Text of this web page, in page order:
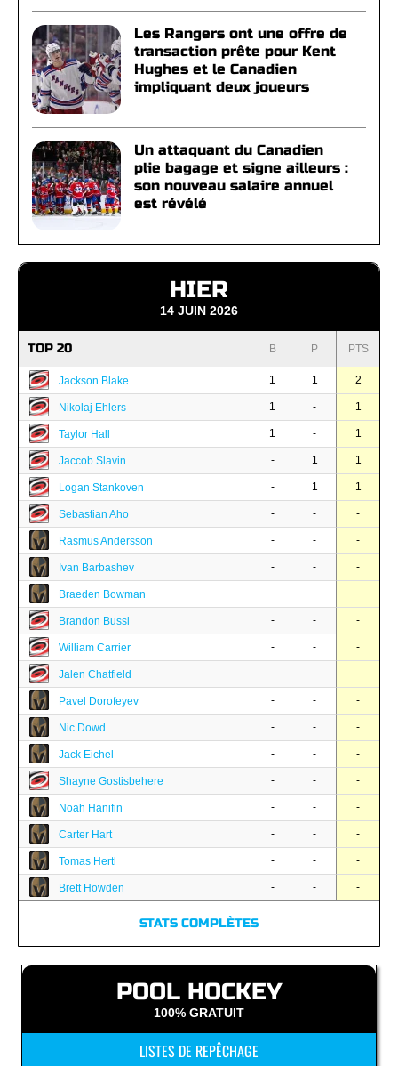
Les Rangers ont une offre de
transaction prête pour Kent
Hughes et le Canadien
impliquant deux joueurs
Un attaquant du Canadien
plie bagage et signe ailleurs :
son nouveau salaire annuel
est révélé
HIER
14 JUIN 2026
TOP 20 B P PTS
Jackson Blake 1 1 2
Nikolaj Ehlers 1 - 1
Taylor Hall 1 - 1
Jaccob Slavin - 1 1
Logan Stankoven - 1 1
Sebastian Aho - - -
Rasmus Andersson - - -
Ivan Barbashev - - -
Braeden Bowman - - -
Brandon Bussi - - -
William Carrier - - -
Jalen Chatfield - - -
Pavel Dorofeyev - - -
Nic Dowd - - -
Jack Eichel - - -
Shayne Gostisbehere - - -
Noah Hanifin - - -
Carter Hart - - -
Tomas Hertl - - -
Brett Howden - - -
STATS COMPLÈTES
POOL HOCKEY
100% GRATUIT
LISTES DE REPÊCHAGE